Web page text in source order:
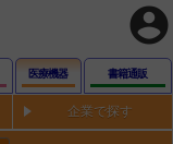
account_circle
医療機器 書籍通販
企業で探す